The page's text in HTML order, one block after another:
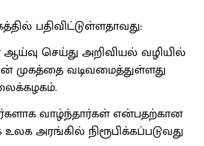
பதிவிட்டுள்ளதாவது:
செய்து அறிவியல் வழியில்
முகத்தை வடிவமைத்துள்ளது
வாழ்ந்தார்கள் என்பதற்கான
அரங்கில் நிரூபிக்கப்படுவது